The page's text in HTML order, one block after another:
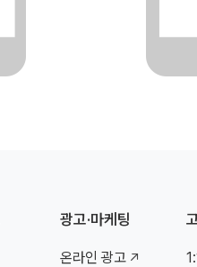
광고·마케팅
온라인 광고